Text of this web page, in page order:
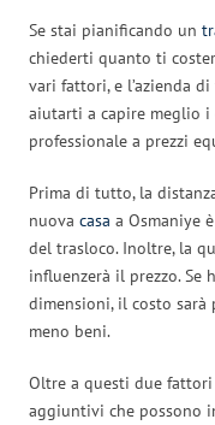
Se stai pianificando un
chiederti quanto ti
vari fattori, e l’azienda
aiutarti a capire meglio i
professionale a prezzi
Prima di tutto, la
nuova casa a Osmaniye
del trasloco. Inoltre, la
influenzerà il prezzo. Se
dimensioni, il costo
meno beni.
Oltre a questi due
aggiuntivi che possono